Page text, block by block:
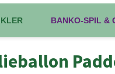
BANKO-SPIL &